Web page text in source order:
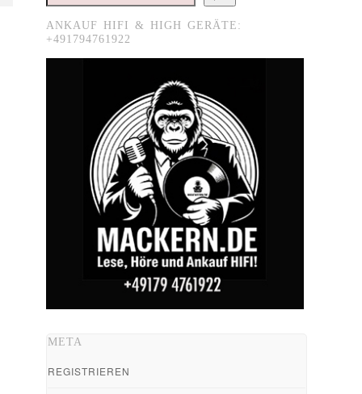
ANKAUF HIFI & HIGH GERÄTE:
+491794761922
META
REGISTRIEREN